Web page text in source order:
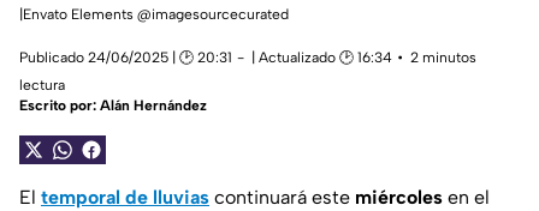
|Envato Elements @imagesourcecurated
Publicado 24/06/2025 | 🕑 20:31 | Actualizado 🕑 16:34
2 minutos
lectura
Escrito por: Alán Hernández
El temporal de lluvias continuará este miércoles en el